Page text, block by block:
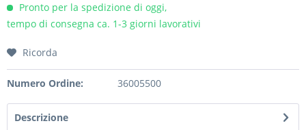
Pronto per la spedizione di oggi,
tempo di consegna ca. 1-3 giorni lavorativi
Ricorda
Numero Ordine: 36005500
Descrizione